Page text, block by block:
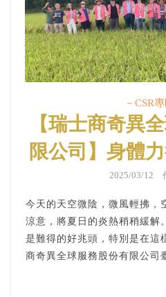
－CSR
【瑞士商奇異
限公司】身體
米用雙手割下
業Ｃ
2025/03/12
今天的天空微陰，微風輕拂，
涼意，將夏日的炎熱稍稍緩解
是難得的好兆頭，特別是在這
商奇異全球服務股份有限公司
意盎然的稻田注